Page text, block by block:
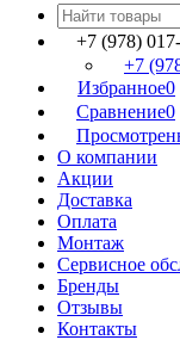
+7 (978)
+7
Избранное0
Сравнение0
О компании
Акции
Доставка
Оплата
Монтаж
Сервисное
Бренды
Отзывы
Контакты